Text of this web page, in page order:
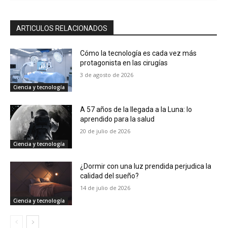
ARTICULOS RELACIONADOS
Ciencia y tecnología
Cómo la tecnología es cada vez más
protagonista en las cirugías
3 de agosto de 2026
Ciencia y tecnología
A 57 años de la llegada a la Luna: lo
aprendido para la salud
20 de julio de 2026
Ciencia y tecnología
¿Dormir con una luz prendida perjudica la
calidad del sueño?
14 de julio de 2026